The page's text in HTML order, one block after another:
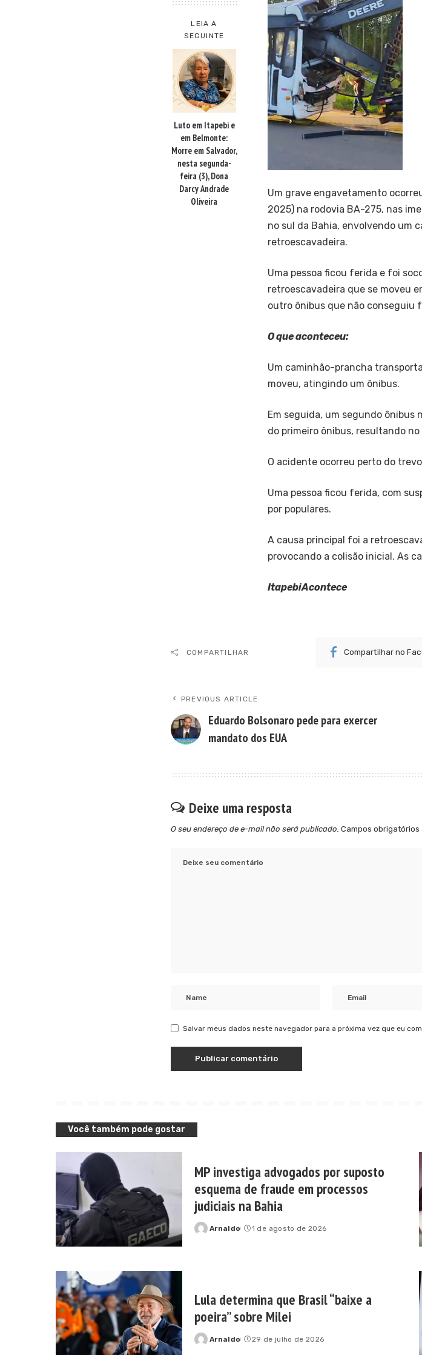
LEIA A
SEGUINTE
Luto em Itapebi e
em Belmonte:
Morre em Salvador,
nesta segunda-
feira (3), Dona
Darcy Andrade
Oliveira
Um grave engavetamento
2025) na rodovia BA-275, nas
no sul da Bahia, envolvendo um
retroescavadeira.
Uma pessoa ficou ferida e foi
retroescavadeira que se moveu
outro ônibus que não conseguiu
O que aconteceu:
Um caminhão-prancha
moveu, atingindo um ônibus.
Em seguida, um segundo
do primeiro ônibus, resultando
O acidente ocorreu perto do
Uma pessoa ficou ferida, com
por populares.
A causa principal foi a
provocando a colisão inicial. As
ItapebiAcontece
COMPARTILHAR Compartilhar no
PREVIOUS ARTICLE
Eduardo Bolsonaro pede para exercer
mandato dos EUA
Deixe uma resposta
O seu endereço de e-mail não será publicado. Campos obrigatórios
Salvar meus dados neste navegador para a próxima vez que eu
Você também pode gostar
MP investiga advogados por suposto
esquema de fraude em processos
judiciais na Bahia
Posted
Arnaldo 1 de agosto de 2026
Lula determina que Brasil “baixe a
poeira” sobre Milei
Posted
Arnaldo 29 de julho de 2026